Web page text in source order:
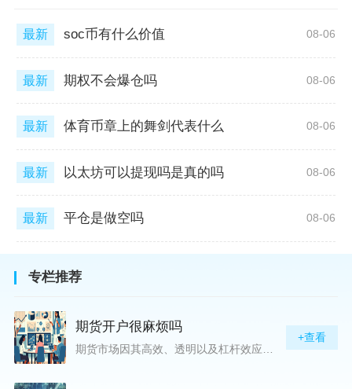
最新 soc币有什么价值 08-06
最新 期权不会爆仓吗 08-06
最新 体育币章上的舞剑代表什么 08-06
最新 以太坊可以提现吗是真的吗 08-06
最新 平仓是做空吗 08-06
专栏推荐
期货开户很麻烦吗
期货市场因其高效、透明以及杠杆效应而吸引着众多投资者的目光，但对初入此市场的新手而言，最初的一步——开户，往往充满了疑惑与顾虑，“期货开户很麻烦吗？”这是许多人的疑问。首先要明确的是，在中国进行期货交易需要通过正规的期货公司来开立账户。期货公司作为专业的金融服务机构，能够提供期货交易进出、风险管理等服务。因监管要求严格，期货开户过程中涉及到的身份验证、风险评估等步骤确实比较繁琐，但这些都是为了保护投资者的利益而设定的。开户流程一般包括：选择期货公司、提交个人资料进行身份验证、
+查看